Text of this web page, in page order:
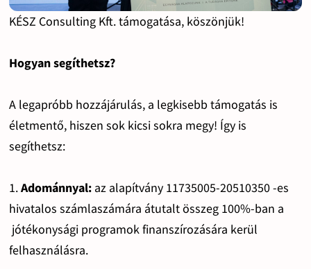
KÉSZ Consulting Kft. támogatása, köszönjük!
Hogyan segíthetsz?
A legapróbb hozzájárulás, a legkisebb támogatás is
életmentő, hiszen sok kicsi sokra megy! Így is
segíthetsz:
1.Adománnyal: az alapítvány 11735005-20510350 -es
hivatalos számlaszámára átutalt összeg 100%-ban a
jótékonysági programok finanszírozására kerül
felhasználásra.